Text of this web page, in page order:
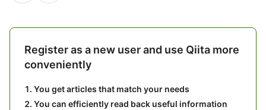
Register as a new user and use Qiita more
conveniently
You get articles that match your needs
You can efficiently read back useful information